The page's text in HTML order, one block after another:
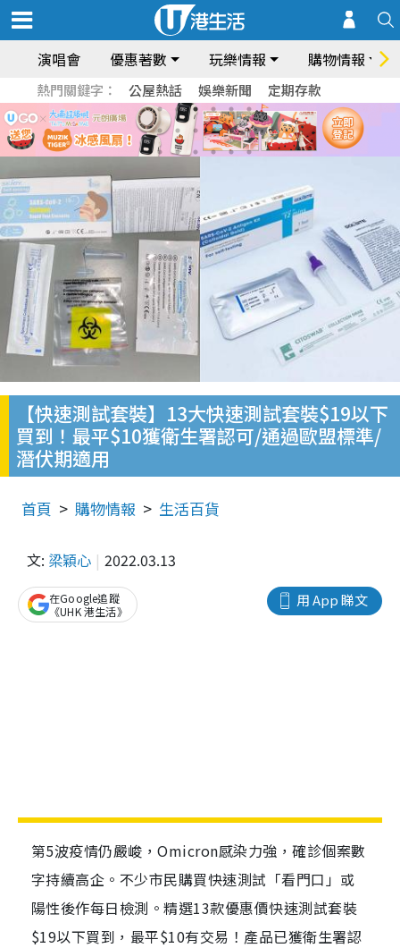
演唱會 優惠著數 玩樂情報 購物情報
熱門關鍵字： 公屋熱話 娛樂新聞 定期存款
【快速測試套裝】13大快速測試套裝$19以下
買到！最平$10獲衛生署認可/通過歐盟標準/
潛伏期適用
首頁 購物情報 生活百貨
文: 梁穎心 2022.03.13
用 App 睇文
在Google追蹤
《UHK 港生活》
第5波疫情仍嚴峻，Omicron感染力強，確診個案數
字持續高企。不少市民購買快速測試「看門口」或
陽性後作每日檢測。精選13款優惠價快速測試套裝
$19以下買到，最平$10有交易！產品已獲衛生署認